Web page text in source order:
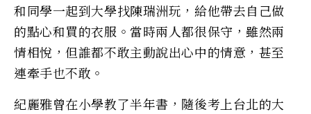
和同學一起到大學找陳瑞洲玩，給他帶去自己做
的點心和買的衣服。當時兩人都很保守，雖然兩
情相悅，但誰都不敢主動說出心中的情意，甚至
連牽手也不敢。
紀麗雅曾在小學教了半年書，隨後考上台北的大